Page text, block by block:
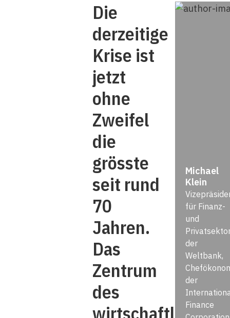
Die
derzeitige
Krise ist
jetzt
ohne
Zweifel
die
grösste
seit rund
70
Jahren.
Das
Zentrum
des
Michael
Klein
für Finanz-
und
der
Weltbank,
der
Finance